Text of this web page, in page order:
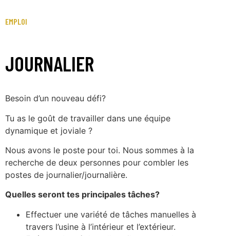
EMPLOI
JOURNALIER
Besoin d’un nouveau défi?
Tu as le goût de travailler dans une équipe
dynamique et joviale ?
Nous avons le poste pour toi. Nous sommes à la
recherche de deux personnes pour combler les
postes de journalier/journalière.
Quelles seront tes principales tâches?
Effectuer une variété de tâches manuelles à
travers l’usine à l’intérieur et l’extérieur.